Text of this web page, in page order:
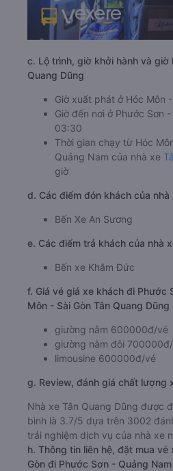
c. Lộ trình, giờ khởi hành và
Quang Dũng
Giờ xuất phát ở Hóc Môn
Giờ đến nơi ở Phước Sơn
03:30
Thời gian chạy từ Hóc
Quảng Nam của nhà xe
giờ
d. Các điểm đón khách của nhà
Bến Xe An Sương
e. Các điểm trả khách của nhà
Bến xe Khâm Đức
f. Giá vé giá xe khách đi Phước
Môn - Sài Gòn Tân Quang Dũng
giường nằm 600000đ/vé
giường nằm đôi
limousine 600000đ/vé
g. Review, đánh giá chất lượng
Nhà xe Tân Quang Dũng được
bình là 3.7/5 dựa trên 3002
trải nghiệm dịch vụ của nhà xe
h. Thông tin liên hệ, đặt mua
Gòn đi Phước Sơn - Quảng